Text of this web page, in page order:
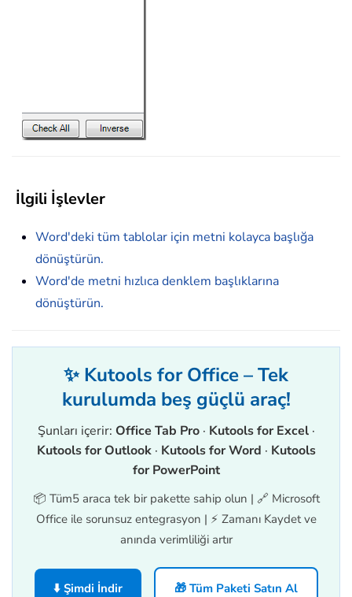
İlgili İşlevler
Word'deki tüm tablolar için metni kolayca başlığa
dönüştürün.
Word'de metni hızlıca denklem başlıklarına
dönüştürün.
✨ Kutools for Office – Tek
kurulumda beş güçlü araç!
Şunları içerir: Office Tab Pro· Kutools for Excel·
Kutools for Outlook· Kutools for Word · Kutools
for PowerPoint
📦 Tüm5 araca tek bir pakette sahip olun | 🔗 Microsoft
Office ile sorunsuz entegrasyon | ⚡ Zamanı Kaydet ve
anında verimliliği artır
⬇️ Şimdi İndir 🎁 Tüm Paketi Satın Al